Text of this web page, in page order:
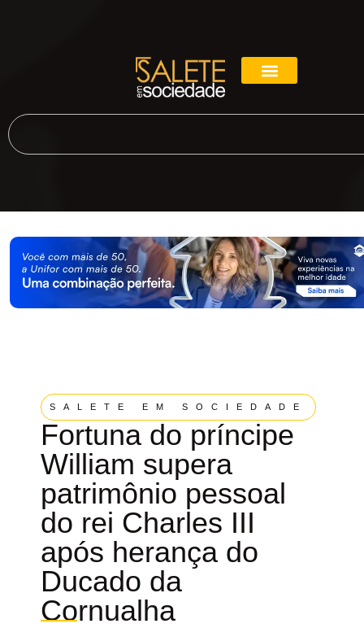
SALETE EM SOCIEDADE
Fortuna do príncipe
William supera
patrimônio pessoal
do rei Charles III
após herança do
Ducado da
Cornualha